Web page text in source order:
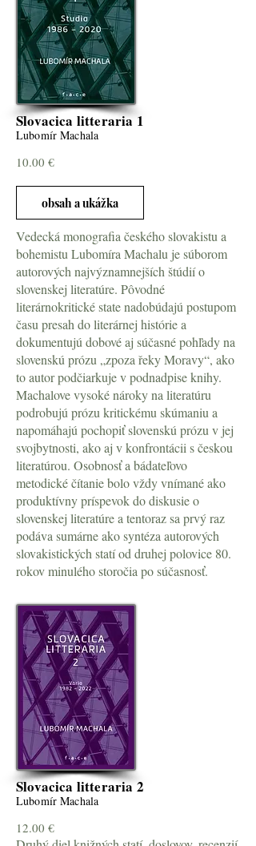
Slovacica litteraria 1
Lubomír Machala
10.00 €
obsah a ukážka
Vedecká monografia českého slovakistu a
bohemistu Lubomíra Machalu je súborom
autorových najvýznamnejších štúdií o
slovenskej literatúre. Pôvodné
literárnokritické state nadobúdajú postupom
času presah do literárnej histórie a
dokumentujú dobové aj súčasné pohľady na
slovenskú prózu „zpoza řeky Moravy“, ako
to autor podčiarkuje v podnadpise knihy.
Machalove vysoké nároky na literatúru
podrobujú prózu kritickému skúmaniu a
napomáhajú pochopiť slovenskú prózu v jej
svojbytnosti, ako aj v konfrontácii s českou
literatúrou. Osobnosť a bádateľovo
metodické čítanie bolo vždy vnímané ako
produktívny príspevok do diskusie o
slovenskej literatúre a tentoraz sa prvý raz
podáva sumárne ako syntéza autorových
slovakistických statí od druhej polovice 80.
rokov minulého storočia po súčasnosť.
Slovacica litteraria 2
Lubomír Machala
12.00 €